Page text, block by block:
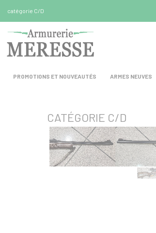
catégorie C/D
PROMOTIONS ET NOUVEAUTÉS ARMES NEUVES
CATÉGORIE C/D